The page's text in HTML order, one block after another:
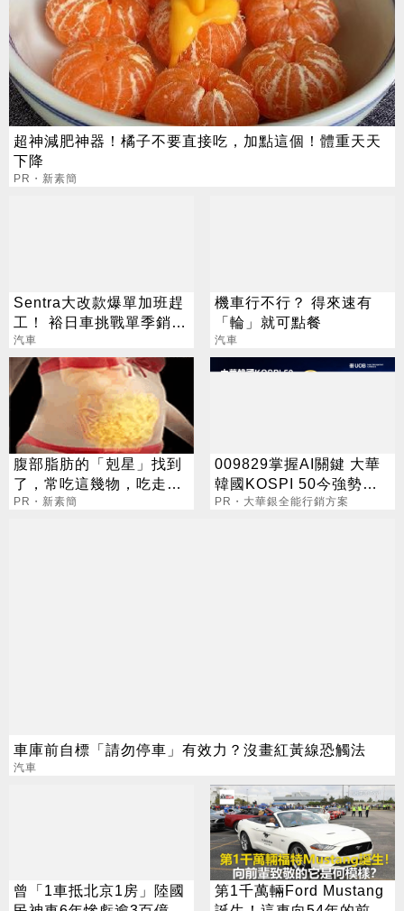
超神減肥神器！橘子不要直接吃，加點這個！體重天天
下降
PR・新素簡
Sentra大改款爆單加班趕
工！ 裕日車挑戰單季銷售
破萬台
汽車
機車行不行？ 得來速有
「輪」就可點餐
汽車
腹部脂肪的「剋星」找到
了，常吃這幾物，吃走大
肚囊，瘦出小蠻腰
PR・新素簡
009829掌握AI關鍵 大華
韓國KOSPI 50今強勢開
募
PR・大華銀全能行銷方案
車庫前自標「請勿停車」有效力？沒畫紅黃線恐觸法
汽車
曾「1車抵北京1房」陸國
第1千萬輛Ford Mustang